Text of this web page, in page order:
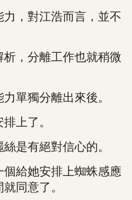
，對江浩而言，並不
，分離工作也就稍微
單獨分離出來後。
上了。
是有絕對信心的。
給她安排上蜘蛛感應
同意了。